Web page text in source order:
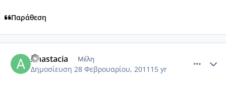
Παράθεση
Anastacia Μέλη
Δημοσίευση 28 Φεβρουαρίου, 2011 15 yr